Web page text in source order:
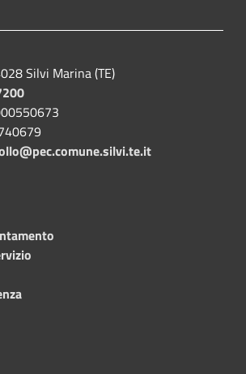
Silvi Marina (TE)